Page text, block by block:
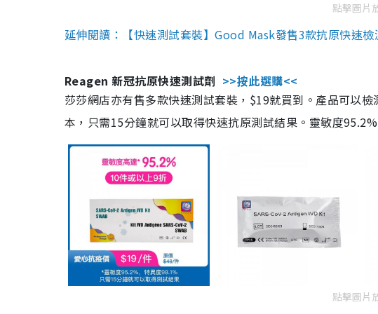
點擊圖片
延伸閱讀：【快速測試套裝】Good Mask發售3款抗原快速
Reagen 新冠抗原快速測試劑 >>按此選購<<
莎莎網店亦有售多款快速測試套裝，$19就買到。產品可以
本，只需15分鐘就可以取得快速抗原測試結果。靈敏度
點擊圖片